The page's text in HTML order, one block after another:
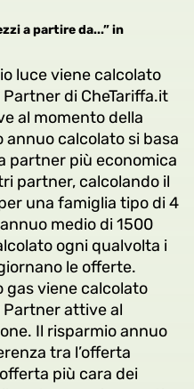
a partire da...” in
luce viene calcolato
di CheTariffa.it
al momento della
calcolato si basa
partner più economica
partner, calcolando il
una famiglia tipo di 4
medio di 1500
ogni qualvolta i
le offerte.
gas viene calcolato
Partner attive al
Il risparmio annuo
tra l’offerta
più cara dei